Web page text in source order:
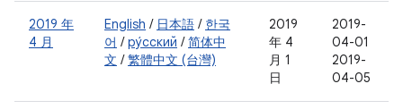
2019 年
4 月
English / 日本語 / 한국
어 /ру́сский /简体中
文 /繁體中文 (台灣)
2019
年 4
月 1
日
2019-
04-01
2019-
04-05